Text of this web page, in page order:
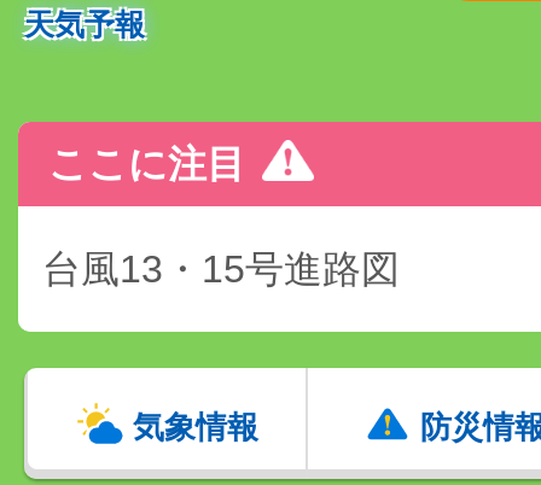
天気予報
ここに注目
台風13・15号進路図
気象情報 防災情